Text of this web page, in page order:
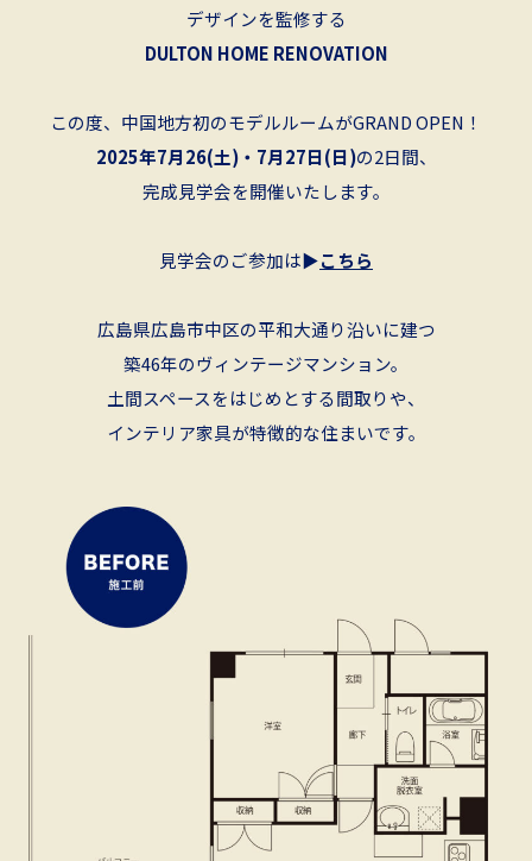
デザインを監修する
DULTON HOME RENOVATION
この度、中国地方初のモデルルームがGRAND OPEN！
2025年7月26(土)・7月27日(日)の2日間、
完成見学会を開催いたします。
見学会のご参加は▶︎こちら
広島県広島市中区の平和大通り沿いに建つ
築46年のヴィンテージマンション。
土間スペースをはじめとする間取りや、
インテリア家具が特徴的な住まいです。